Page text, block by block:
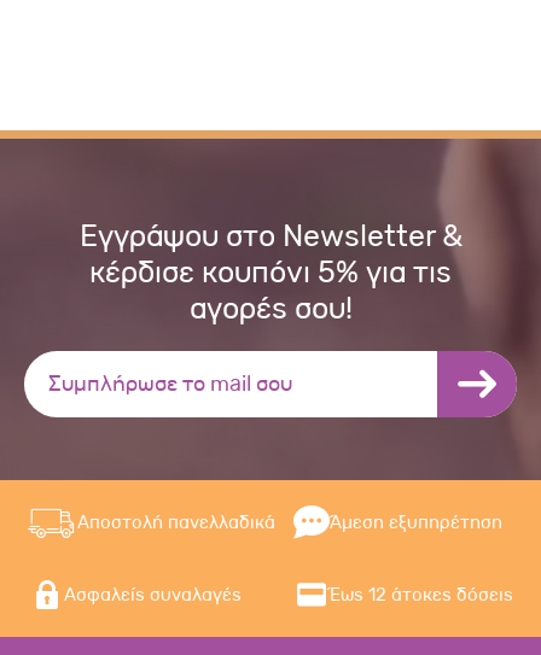
Εγγράψου στο Newsletter &
κέρδισε κουπόνι 5% για τις
αγορές σου!
Αποστολή πανελλαδικά Άμεση εξυπηρέτηση
Ασφαλείς συναλαγές Έως 12 άτοκες δόσεις